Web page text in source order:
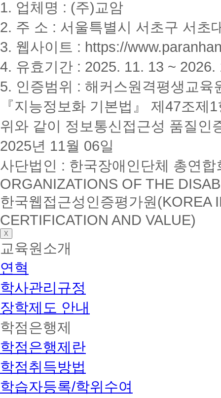
1. 업체명 : (주)교암
2. 주 소 : 서울특별시 서초구 서초
3. 웹사이트 : https://
4. 유효기간 : 2025. 11. 13 ~ 2026.
5. 인증범위 : 해커스원격평생교육
『지능정보화 기본법』 제47조
위와 같이 정보통신접근성 품질인
2025년 11월 06일
사단법인 : 한국장애인단체 총연
ORGANIZATIONS OF THE
한국웹접근성인증평가원(KOREA
CERTIFICATION AND VALUE)
X
교육원소개
연혁
학사관리규정
장학제도 안내
학점은행제
학점은행제란
학점취득방법
학습자등록/학위수여